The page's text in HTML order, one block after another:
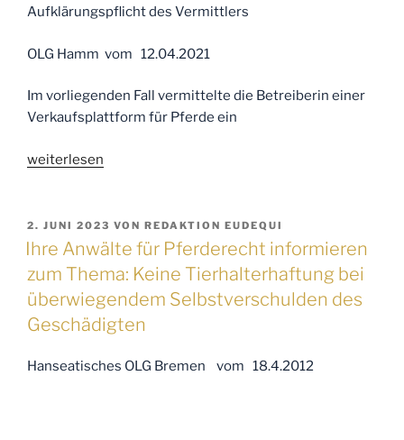
Pferdekaufvertrags
wegen
Täuschung“
Aufklärungspflicht des Vermittlers
OLG Hamm vom 12.04.2021
Im vorliegenden Fall vermittelte die Betreiberin einer
Verkaufsplattform für Pferde ein
„Ihre
Pferderecht
informieren
Aufklärungspflicht
des
weiterlesen
VERÖFFENTLICHT
AM
2. JUNI 2023 VON REDAKTION EUDEQUI
Ihre Anwälte für Pferderecht informieren
zum Thema: Keine Tierhalterhaftung bei
überwiegendem Selbstverschulden des
Geschädigten
Hanseatisches OLG Bremen vom 18.4.2012